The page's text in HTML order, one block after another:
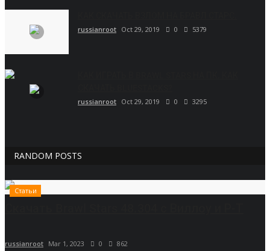
russianroot Oct 29, 2019 0 5379
russianroot Oct 29, 2019 0 3295
RANDOM POSTS
Статьи
russianroot Mar 1, 2023 0 862